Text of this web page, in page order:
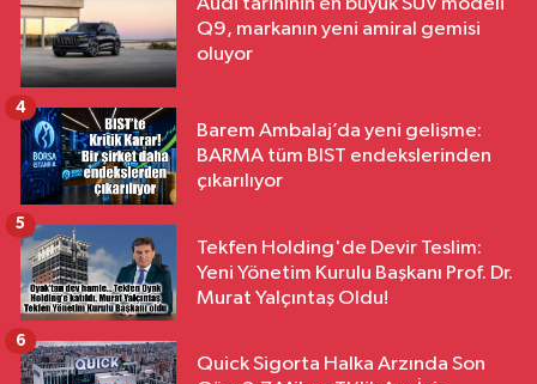
Audi tarihinin en büyük SUV modeli
Q9, markanın yeni amiral gemisi
oluyor
Barem Ambalaj’da yeni gelişme:
BARMA tüm BIST endekslerinden
çıkarılıyor
4
Tekfen Holding'de Devir Teslim:
Yeni Yönetim Kurulu Başkanı Prof. Dr.
Murat Yalçıntaş Oldu!
5
Quick Sigorta Halka Arzında Son
6